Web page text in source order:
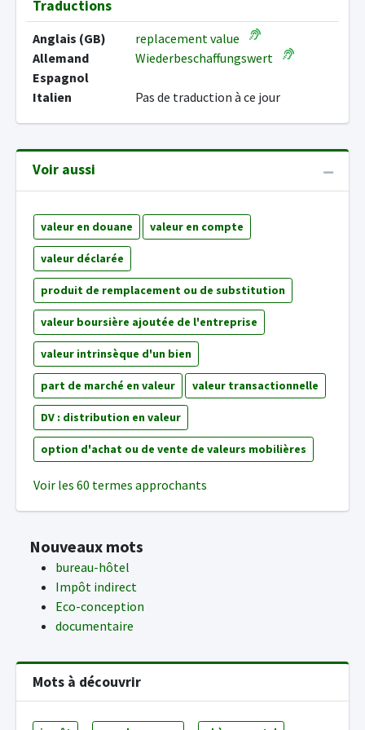
Traductions
Anglais (GB)
replacement value
Allemand
Wiederbeschaffungswert
Espagnol
Italien
Pas de traduction à ce jour
Voir aussi
valeur en douane valeur en compte
valeur déclarée
produit de remplacement ou de substitution
valeur boursière ajoutée de l'entreprise
valeur intrinsèque d'un bien
part de marché en valeur valeur transactionnelle
DV : distribution en valeur
option d'achat ou de vente de valeurs mobilières
Voir les 60 termes approchants
Nouveaux mots
bureau-hôtel
Impôt indirect
Eco-conception
documentaire
Mots à découvrir